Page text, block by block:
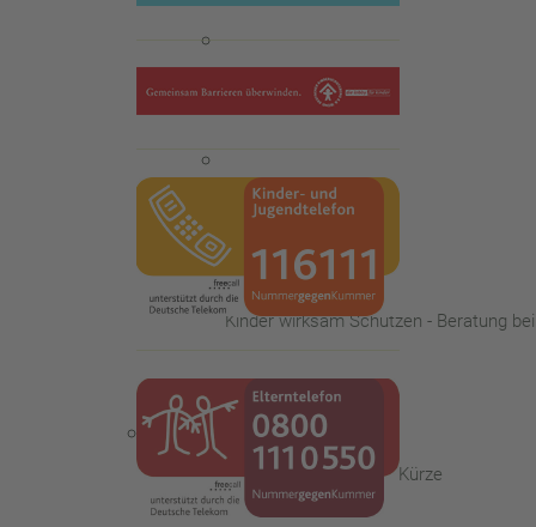
ISEF-Beratung
Qualitätsstandards
Kinder wirksam Schützen - Beratung
Die Familienberatungsstelle - in Kürze